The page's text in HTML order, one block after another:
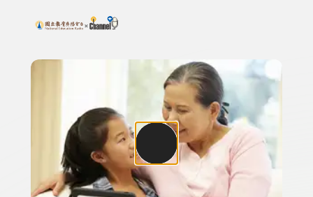
上方功能區塊
搜尋關鍵字：可輸入節目名稱、主持人或關鍵字